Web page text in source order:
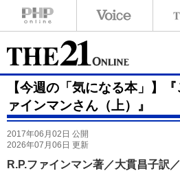
【今週の「気になる本」】
ァインマンさん（上）』
2017年06月02日 公開
2026年07月06日 更新
R.P.ファインマン著／大貫昌子訳